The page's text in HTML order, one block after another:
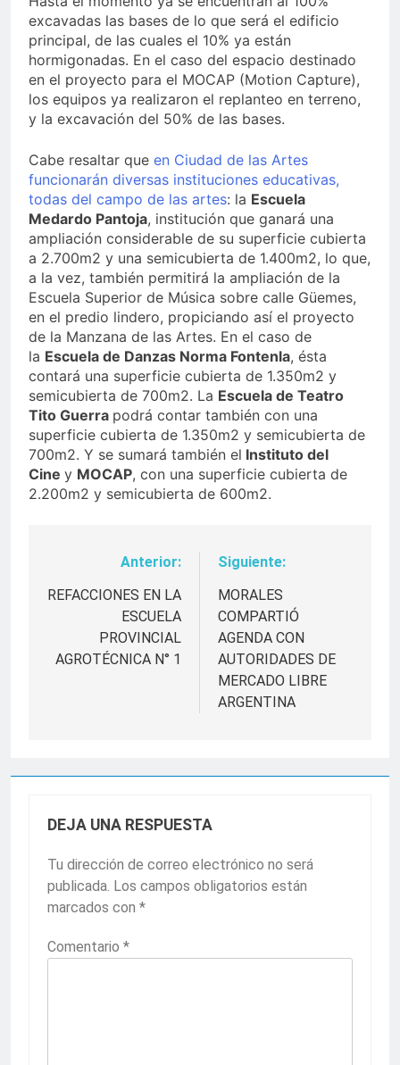
excavadas las bases de lo que será el edificio
principal, de las cuales el 10% ya están
hormigonadas. En el caso del espacio destinado
en el proyecto para el MOCAP (Motion Capture),
los equipos ya realizaron el replanteo en terreno,
y la excavación del 50% de las bases.
Cabe resaltar que en Ciudad de las Artes
funcionarán diversas instituciones educativas,
todas del campo de las artes: la Escuela
Medardo Pantoja, institución que ganará una
ampliación considerable de su superficie cubierta
a 2.700m2 y una semicubierta de 1.400m2, lo que,
a la vez, también permitirá la ampliación de la
Escuela Superior de Música sobre calle Güemes,
en el predio lindero, propiciando así el proyecto
de la Manzana de las Artes. En el caso de
la Escuela de Danzas Norma Fontenla, ésta
contará una superficie cubierta de 1.350m2 y
semicubierta de 700m2. La Escuela de Teatro
Tito Guerra podrá contar también con una
superficie cubierta de 1.350m2 y semicubierta de
700m2. Y se sumará también el Instituto del
Cine y MOCAP, con una superficie cubierta de
2.200m2 y semicubierta de 600m2.
Navegación
de
entradas
Anterior:
REFACCIONES EN LA
ESCUELA
PROVINCIAL
AGROTÉCNICA N° 1
Siguiente:
MORALES
COMPARTIÓ
AGENDA CON
AUTORIDADES DE
MERCADO LIBRE
ARGENTINA
DEJA UNA RESPUESTA
Tu dirección de correo electrónico no será
publicada. Los campos obligatorios están
marcados con *
Comentario *